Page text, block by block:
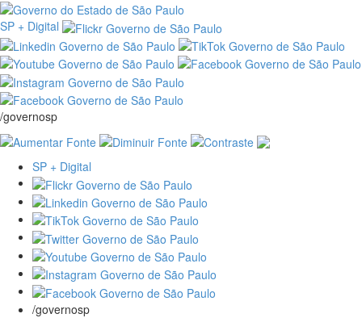
SP + Digital
/governosp
SP + Digital
/governosp